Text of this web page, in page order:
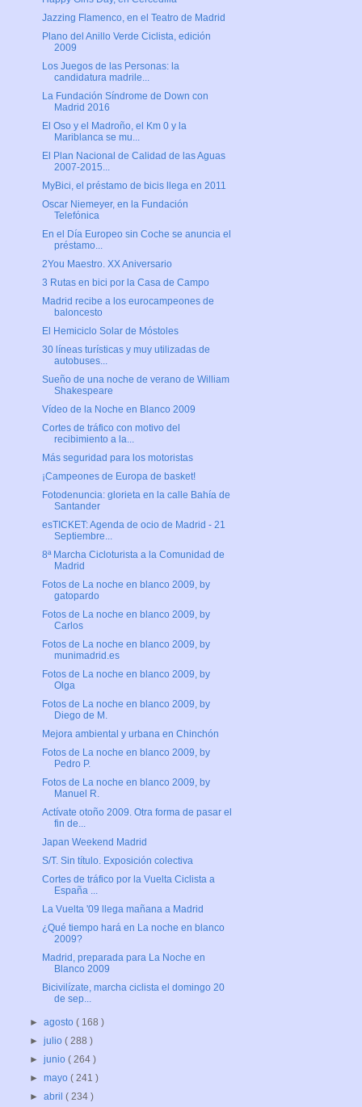
Jazzing Flamenco, en el Teatro de Madrid
Plano del Anillo Verde Ciclista, edición
2009
Los Juegos de las Personas: la
candidatura madrile...
La Fundación Síndrome de Down con
Madrid 2016
El Oso y el Madroño, el Km 0 y la
Mariblanca se mu...
El Plan Nacional de Calidad de las Aguas
2007-2015...
MyBici, el préstamo de bicis llega en 2011
Oscar Niemeyer, en la Fundación
Telefónica
En el Día Europeo sin Coche se anuncia el
préstamo...
2You Maestro. XX Aniversario
3 Rutas en bici por la Casa de Campo
Madrid recibe a los eurocampeones de
baloncesto
El Hemiciclo Solar de Móstoles
30 líneas turísticas y muy utilizadas de
autobuses...
Sueño de una noche de verano de William
Shakespeare
Vídeo de la Noche en Blanco 2009
Cortes de tráfico con motivo del
recibimiento a la...
Más seguridad para los motoristas
¡Campeones de Europa de basket!
Fotodenuncia: glorieta en la calle Bahía de
Santander
esTICKET: Agenda de ocio de Madrid - 21
Septiembre...
8ª Marcha Cicloturista a la Comunidad de
Madrid
Fotos de La noche en blanco 2009, by
gatopardo
Fotos de La noche en blanco 2009, by
Carlos
Fotos de La noche en blanco 2009, by
munimadrid.es
Fotos de La noche en blanco 2009, by
Olga
Fotos de La noche en blanco 2009, by
Diego de M.
Mejora ambiental y urbana en Chinchón
Fotos de La noche en blanco 2009, by
Pedro P.
Fotos de La noche en blanco 2009, by
Manuel R.
Actívate otoño 2009. Otra forma de pasar el
fin de...
Japan Weekend Madrid
S/T. Sin título. Exposición colectiva
Cortes de tráfico por la Vuelta Ciclista a
España ...
La Vuelta '09 llega mañana a Madrid
¿Qué tiempo hará en La noche en blanco
2009?
Madrid, preparada para La Noche en
Blanco 2009
Bicivilízate, marcha ciclista el domingo 20
de sep...
►agosto( 168 )
►julio( 288 )
►junio( 264 )
►mayo( 241 )
►abril( 234 )